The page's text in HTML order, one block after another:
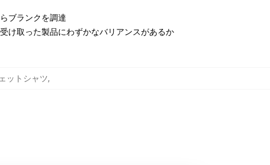
ブランクを調達
け取った製品にわずかなバリアンスがあるか
ットシャツ,